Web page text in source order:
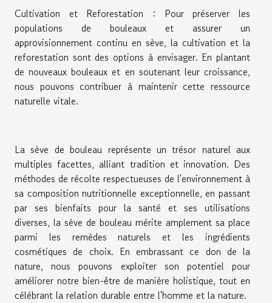
Cultivation et Reforestation : Pour préserver les
populations de bouleaux et assurer un
approvisionnement continu en sève, la cultivation et la
reforestation sont des options à envisager. En plantant
de nouveaux bouleaux et en soutenant leur croissance,
nous pouvons contribuer à maintenir cette ressource
naturelle vitale.
La sève de bouleau représente un trésor naturel aux
multiples facettes, alliant tradition et innovation. Des
méthodes de récolte respectueuses de l'environnement à
sa composition nutritionnelle exceptionnelle, en passant
par ses bienfaits pour la santé et ses utilisations
diverses, la sève de bouleau mérite amplement sa place
parmi les remèdes naturels et les ingrédients
cosmétiques de choix. En embrassant ce don de la
nature, nous pouvons exploiter son potentiel pour
améliorer notre bien-être de manière holistique, tout en
célébrant la relation durable entre l'homme et la nature.